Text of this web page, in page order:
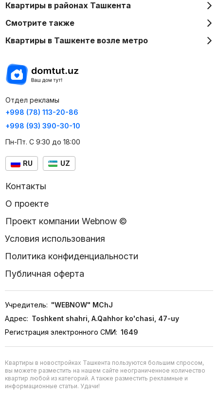
Квартиры в районах Ташкента
Смотрите также
Квартиры в Ташкенте возле метро
Отдел рекламы
+998 (78) 113-20-86
+998 (93) 390-30-10
Пн-Пт. С 9:30 до 18:00
RU UZ
Контакты
О проекте
Проект компании Webnow ©
Условия использования
Политика конфиденциальности
Публичная оферта
Учредитель: "WEBNOW" MChJ
Адрес: Toshkent shahri, A.Qahhor ko'chasi, 47-uy
Регистрация электронного СМИ: 1649
Квартиры в новостройках Ташкента пользуются большим спросом,
вы можете разместить на нашем сайте неограниченное количество
квартир любой из категорий. А также разместить рекламные и
информационные статьи. Удачи!